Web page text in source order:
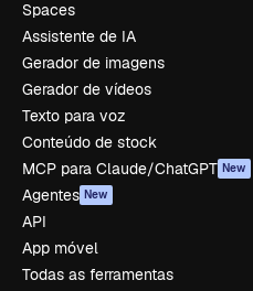
Spaces
Assistente de IA
Gerador de imagens
Gerador de vídeos
Texto para voz
Conteúdo de stock
MCP para Claude/ChatGPT New
Agentes New
API
App móvel
Todas as ferramentas